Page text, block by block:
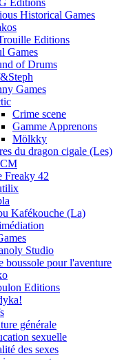
Editions
Historical Games
Editions
Games
of Drums
Games
Crime scene
Gamme Apprenons
Mölkky
du dragon cigale (Les)
Freaky 42
Kafékouche (La)
Studio
boussole pour l'aventure
Editions
générale
sexuelle
des sexes